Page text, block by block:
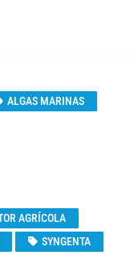
ALGAS MARINAS
AGRÍCOLA
SYNGENTA